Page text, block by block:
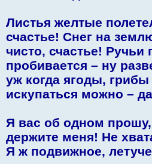
Листья желтые
счастье! Снег на
чисто, счастье! Ручьи
пробивается – ну
уж когда ягоды,
искупаться можно –
Я вас об одном
держите меня! Не
Я ж подвижное,